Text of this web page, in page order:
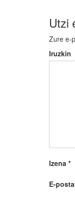
Utzi
Zure e-
Iruzkin
Izena *
E-posta